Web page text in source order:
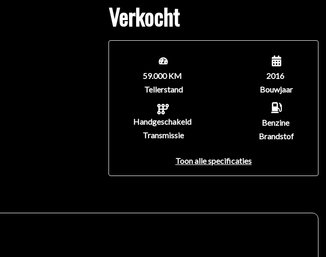
Verkocht
59.000 KM
Tellerstand
Handgeschakeld
Transmissie
2016
Bouwjaar
Benzine
Brandstof
Toon alle specificaties